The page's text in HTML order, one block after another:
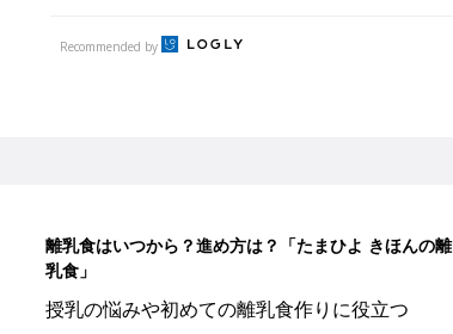
Recommended by
離乳食はいつから？進め方は？「たまひよ きほんの離
乳食」
授乳の悩みや初めての離乳食作りに役立つ